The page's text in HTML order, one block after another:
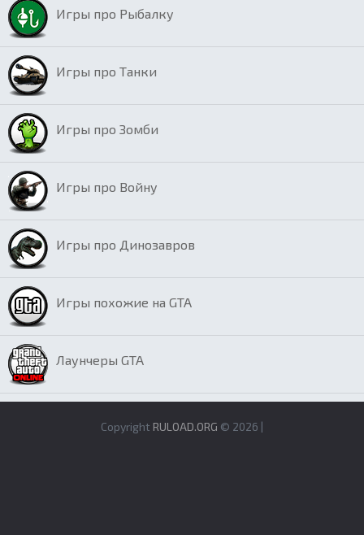
Игры про Рыбалку
Игры про Танки
Игры про Зомби
Игры про Войну
Игры про Динозавров
Игры похожие на GTA
Лаунчеры GTA
Copyright RULOAD.ORG © 2026 |